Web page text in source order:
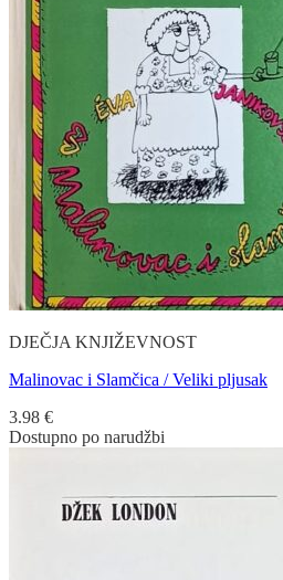
DJEČJA KNJIŽEVNOST
Malinovac i Slamčica / Veliki pljusak
3.98 €
Dostupno po narudžbi